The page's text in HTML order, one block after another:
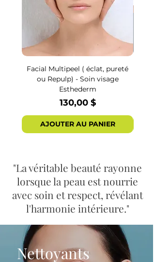
Facial Multipeel ( éclat, pureté
ou Repulp) - Soin visage
Esthederm
Prix
130,00 $
AJOUTER AU PANIER
"La véritable beauté rayonne
lorsque la peau est nourrie
avec soin et respect, révélant
l'harmonie intérieure."
Nettoyants